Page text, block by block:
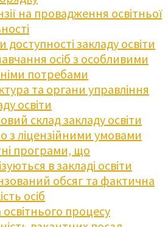
на провадження освітньої
доступності закладу освіти
осіб з особливими
потребами
та органи управління
освіти
склад закладу освіти
з ліцензійними умовами
програми, що
в закладі освіти
обсяг та фактична
осіб
процесу